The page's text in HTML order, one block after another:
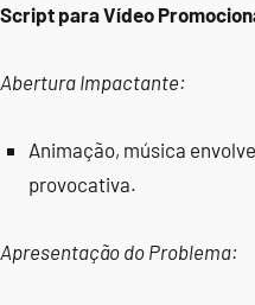
Script para Vídeo
Abertura Impactante:
Animação, música
provocativa.
Apresentação do Problema: